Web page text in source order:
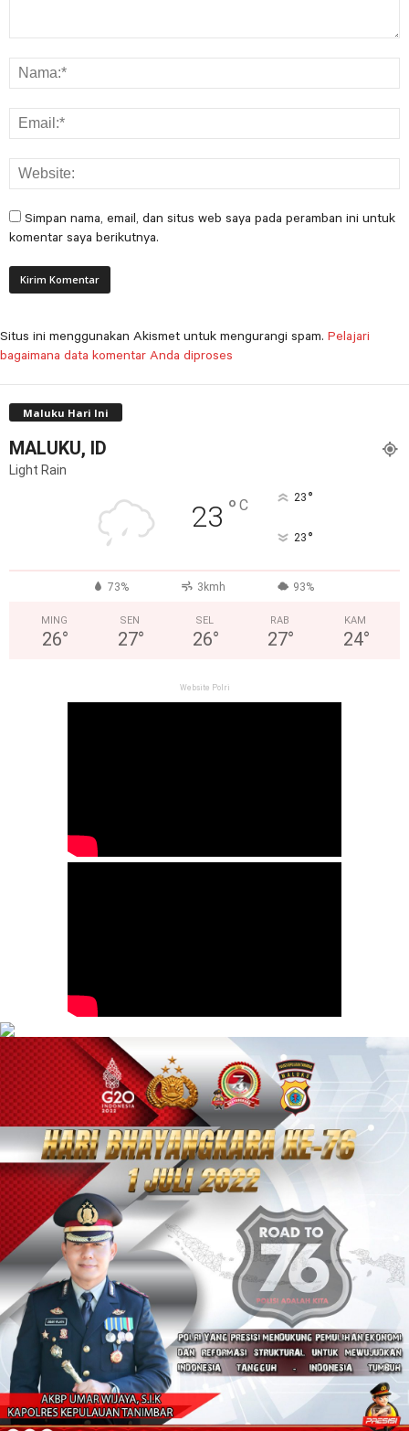
Simpan nama, email, dan situs web saya pada peramban ini untuk
komentar saya berikutnya.
Situs ini menggunakan Akismet untuk mengurangi spam. Pelajari
bagaimana data komentar Anda diproses
Maluku Hari Ini
MALUKU, ID
Light Rain
23 ° C 23 °
23 °
73% 3kmh 93%
MING
26°
SEN
27°
SEL
26°
RAB
27°
KAM
24°
Website Polri